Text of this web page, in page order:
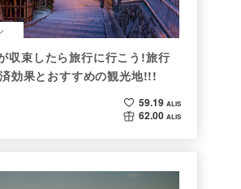
収束したら旅行に行こう!旅行
効果とおすすめの観光地!!!
59.19 ALIS
62.00 ALIS